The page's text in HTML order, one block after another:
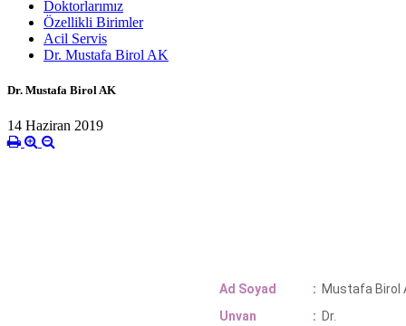
Doktorlarımız
Özellikli Birimler
Acil Servis
Dr. Mustafa Birol AK
Dr. Mustafa Birol AK
14 Haziran 2019
Ad Soyad : Mustafa Birol
Unvan
: Dr.